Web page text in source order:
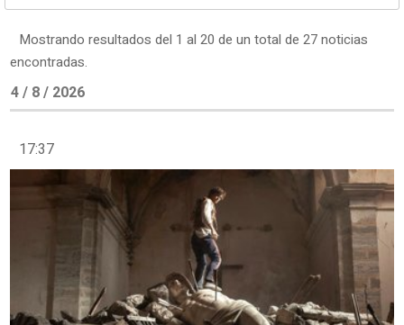
Mostrando resultados del 1 al 20 de un total de 27 noticias
encontradas.
4 / 8 / 2026
17:37